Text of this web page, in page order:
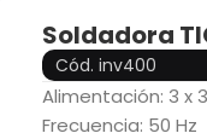
Soldadora
Cód. inv400
Alimentación: 3 x
Frecuencia: 50 Hz